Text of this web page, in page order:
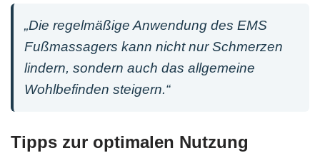
„Die regelmäßige Anwendung des EMS
Fußmassagers kann nicht nur Schmerzen
lindern, sondern auch das allgemeine
Wohlbefinden steigern.“
Tipps zur optimalen Nutzung